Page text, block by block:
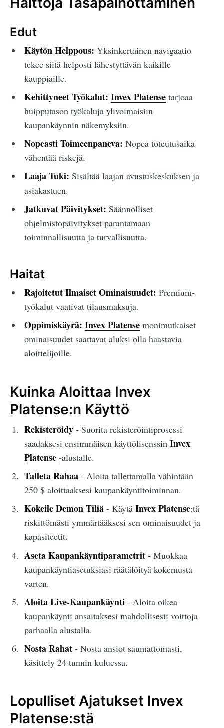
Edut
Käytön Helppous: Yksinkertainen navigaatio
tekee siitä helposti lähestyttävän kaikille
kauppiaille.
Kehittyneet Työkalut: Invex Platensetarjoaa
huipputason työkaluja ylivoimaisiin
kaupankäynnin näkemyksiin.
Nopeasti Toimeenpaneva: Nopea toteutusaika
vähentää riskejä.
Laaja Tuki: Sisältää laajan avustuskeskuksen ja
asiakastuen.
Jatkuvat Päivitykset: Säännölliset
ohjelmistopäivitykset parantamaan
toiminnallisuutta ja turvallisuutta.
Haitat
Rajoitetut Ilmaiset Ominaisuudet: Premium-
työkalut vaativat tilausmaksuja.
Oppimiskäyrä: Invex Platensemonimutkaiset
ominaisuudet saattavat aluksi olla haastavia
aloittelijoille.
Kuinka Aloittaa Invex
Platense:n Käyttö
Rekisteröidy- Suorita rekisteröintiprosessi
saadaksesi ensimmäisen käyttölisenssin Invex
Platense-alustalle.
Talleta Rahaa- Aloita tallettamalla vähintään
250 $ aloittaaksesi kaupankäyntitoiminnan.
Kokeile Demon Tiliä- Käytä Invex Platense:tä
riskittömästi ymmärtääksesi sen ominaisuudet ja
kapasiteetit.
Aseta Kaupankäyntiparametrit- Muokkaa
kaupankäyntiasetuksiasi räätälöityä kokemusta
varten.
Aloita Live-Kaupankäynti- Aloita oikea
kaupankäynti ansaitaksesi mahdollisesti voittoja
parhaalla alustalla.
Nosta Rahat- Nosta ansiot saumattomasti,
käsittely 24 tunnin kuluessa.
Lopulliset Ajatukset Invex
Platense:stä